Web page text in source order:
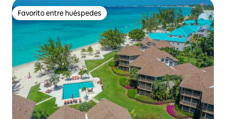
Favorito entre huéspedes
Favorito entre huéspedes